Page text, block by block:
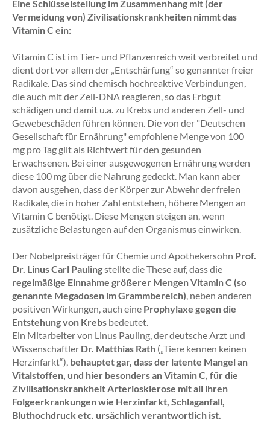
Eine Schlüsselstellung im Zusammenhang mit (der
Vermeidung von) Zivilisationskrankheiten nimmt das
Vitamin C ein:
Vitamin C ist im Tier- und Pflanzenreich weit verbreitet und
dient dort vor allem der „Entschärfung“ so genannter freier
Radikale. Das sind chemisch hochreaktive Verbindungen,
die auch mit der Zell-DNA reagieren, so das Erbgut
schädigen und damit u.a. zu Krebs und anderen Zell- und
Gewebeschäden führen können. Die von der "Deutschen
Gesellschaft für Ernährung" empfohlene Menge von 100
mg pro Tag gilt als Richtwert für den gesunden
Erwachsenen. Bei einer ausgewogenen Ernährung werden
diese 100 mg über die Nahrung gedeckt. Man kann aber
davon ausgehen, dass der Körper zur Abwehr der freien
Radikale, die in hoher Zahl entstehen, höhere Mengen an
Vitamin C benötigt. Diese Mengen steigen an, wenn
zusätzliche Belastungen auf den Organismus einwirken.
Der Nobelpreisträger für Chemie und Apothekersohn Prof.
Dr. Linus Carl Paulingstellte die These auf, dass die
regelmäßige Einnahme größerer Mengen Vitamin C (so
genannte Megadosen im Grammbereich), neben anderen
positiven Wirkungen, auch eine Prophylaxe gegen die
Entstehung von Krebs bedeutet.
Ein Mitarbeiter von Linus Pauling, der deutsche Arzt und
Wissenschaftler Dr. Matthias Rath („Tiere kennen keinen
Herzinfarkt“), behauptet gar, dass der latente Mangel an
Vitalstoffen, und hier besonders an Vitamin C, für die
Zivilisationskrankheit Arteriosklerose mit all ihren
Folgeerkrankungen wie Herzinfarkt, Schlaganfall,
Bluthochdruck etc. ursächlich verantwortlich ist.